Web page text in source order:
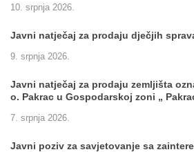
10. srpnja 2026.
Javni natječaj za prodaju dječjih
9. srpnja 2026.
Javni natječaj za prodaju zemljišta
o. Pakrac u Gospodarskoj zoni „
7. srpnja 2026.
Javni poziv za savjetovanje sa